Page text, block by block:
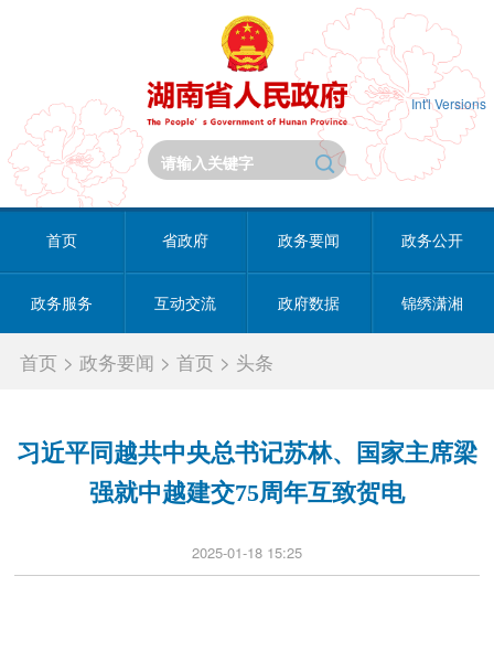
Int'l Versions
首页 省政府 政务要闻 政务公开
政务服务 互动交流 政府数据 锦绣潇湘
首页 >政务要闻 >首页 > 头条
习近平同越共中央总书记苏林、国家主席梁
强就中越建交75周年互致贺电
2025-01-18 15:25